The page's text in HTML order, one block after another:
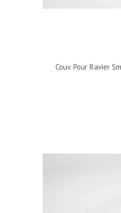
Couv. Pour Ravier